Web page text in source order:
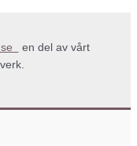
en del av vårt